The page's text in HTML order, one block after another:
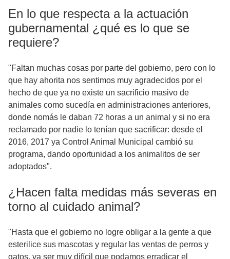
En lo que respecta a la actuación
gubernamental ¿qué es lo que se
requiere?
"Faltan muchas cosas por parte del gobierno, pero con lo
que hay ahorita nos sentimos muy agradecidos por el
hecho de que ya no existe un sacrificio masivo de
animales como sucedía en administraciones anteriores,
donde nomás le daban 72 horas a un animal y si no era
reclamado por nadie lo tenían que sacrificar: desde el
2016, 2017 ya Control Animal Municipal cambió su
programa, dando oportunidad a los animalitos de ser
adoptados".
¿Hacen falta medidas más severas en
torno al cuidado animal?
"Hasta que el gobierno no logre obligar a la gente a que
esterilice sus mascotas y regular las ventas de perros y
gatos, va ser muy difícil que podamos erradicar el